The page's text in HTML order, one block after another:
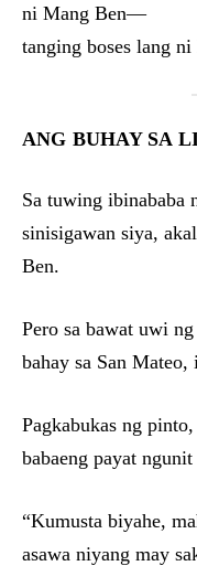
ni Mang Ben—
tanging boses lang
ANG BUHAY SA
Sa tuwing ibinababa
sinisigawan siya,
Ben.
Pero sa bawat uwi
bahay sa San
Pagkabukas ng
babaeng payat
“Kumusta biyahe,
asawa niyang may